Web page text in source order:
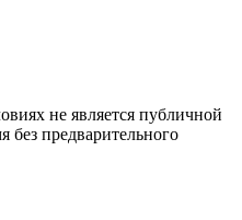
не является публичной
предварительного